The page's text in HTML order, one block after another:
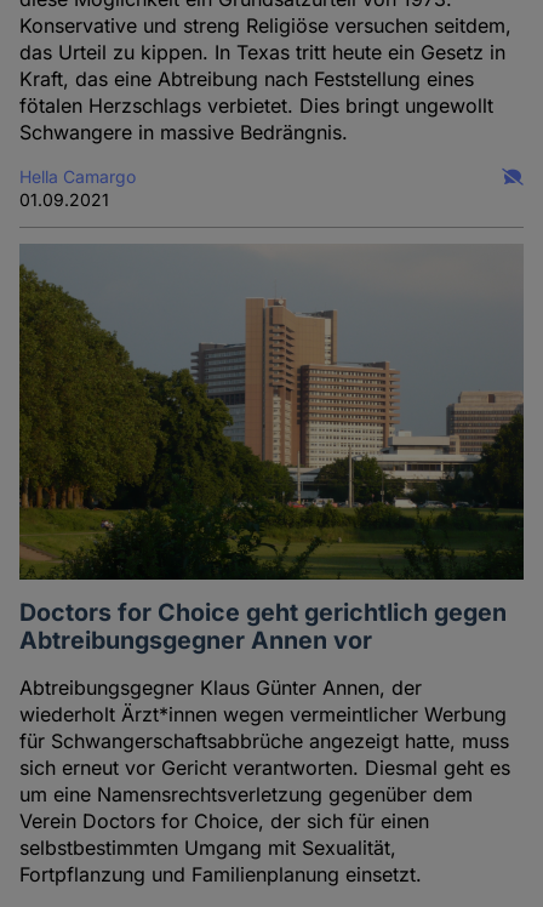
Konservative und streng Religiöse versuchen seitdem,
das Urteil zu kippen. In Texas tritt heute ein Gesetz in
Kraft, das eine Abtreibung nach Feststellung eines
fötalen Herzschlags verbietet. Dies bringt ungewollt
Schwangere in massive Bedrängnis.
Hella Camargo
01.09.2021
Doctors for Choice geht gerichtlich gegen
Abtreibungsgegner Annen vor
Abtreibungsgegner Klaus Günter Annen, der
wiederholt Ärzt*innen wegen vermeintlicher Werbung
für Schwangerschaftsabbrüche angezeigt hatte, muss
sich erneut vor Gericht verantworten. Diesmal geht es
um eine Namensrechtsverletzung gegenüber dem
Verein Doctors for Choice, der sich für einen
selbstbestimmten Umgang mit Sexualität,
Fortpflanzung und Familienplanung einsetzt.